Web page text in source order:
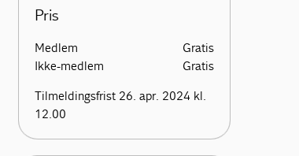
Pris
Medlem
Gratis
Ikke-medlem
Gratis
Tilmeldingsfrist 26. apr. 2024 kl.
12.00